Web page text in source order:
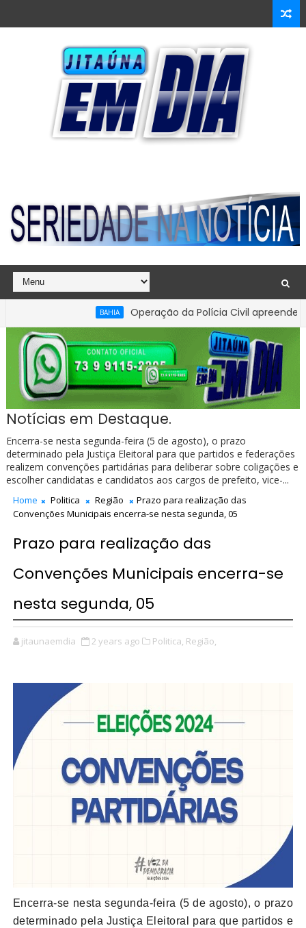
Operação da Polícia Civil apreende R$ 100
Notícias em Destaque.
Encerra-se nesta segunda-feira (5 de agosto), o prazo
determinado pela Justiça Eleitoral para que partidos e federações
realizem convenções partidárias para deliberar sobre coligações e
escolher candidatas e candidatos aos cargos de prefeito, vice-...
Home Politica Região
Prazo para realização das
Convenções Municipais encerra-se nesta segunda, 05
Prazo para realização das
Convenções Municipais encerra-se
nesta segunda, 05
jitaunaemdia 2 years ago Politica, Região,
Encerra-se nesta segunda-feira (5 de agosto), o prazo
determinado pela Justiça Eleitoral para que partidos e